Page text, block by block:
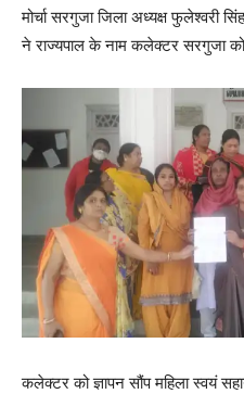
मोर्चा सरगुजा जिला अध्यक्ष फुलेश्वरी
ने राज्यपाल के नाम कलेक्टर सरगुजा
कलेक्टर को ज्ञापन सौंप महिला स्वयं